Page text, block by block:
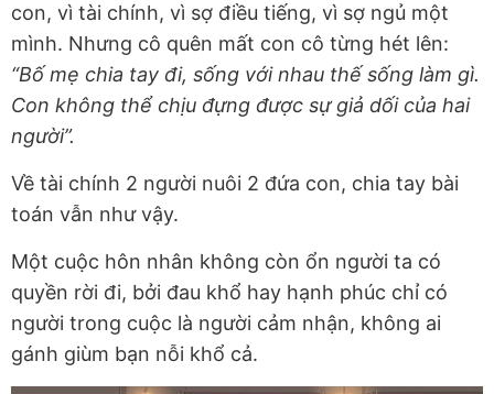
con, vì tài chính, vì sợ điều tiếng, vì sợ ngủ một
mình. Nhưng cô quên mất con cô từng hét lên:
“Bố mẹ chia tay đi, sống với nhau thế sống làm gì.
Con không thể chịu đựng được sự giả dối của hai
người”.
Về tài chính 2 người nuôi 2 đứa con, chia tay bài
toán vẫn như vậy.
Một cuộc hôn nhân không còn ổn người ta có
quyền rời đi, bởi đau khổ hay hạnh phúc chỉ có
người trong cuộc là người cảm nhận, không ai
gánh giùm bạn nỗi khổ cả.